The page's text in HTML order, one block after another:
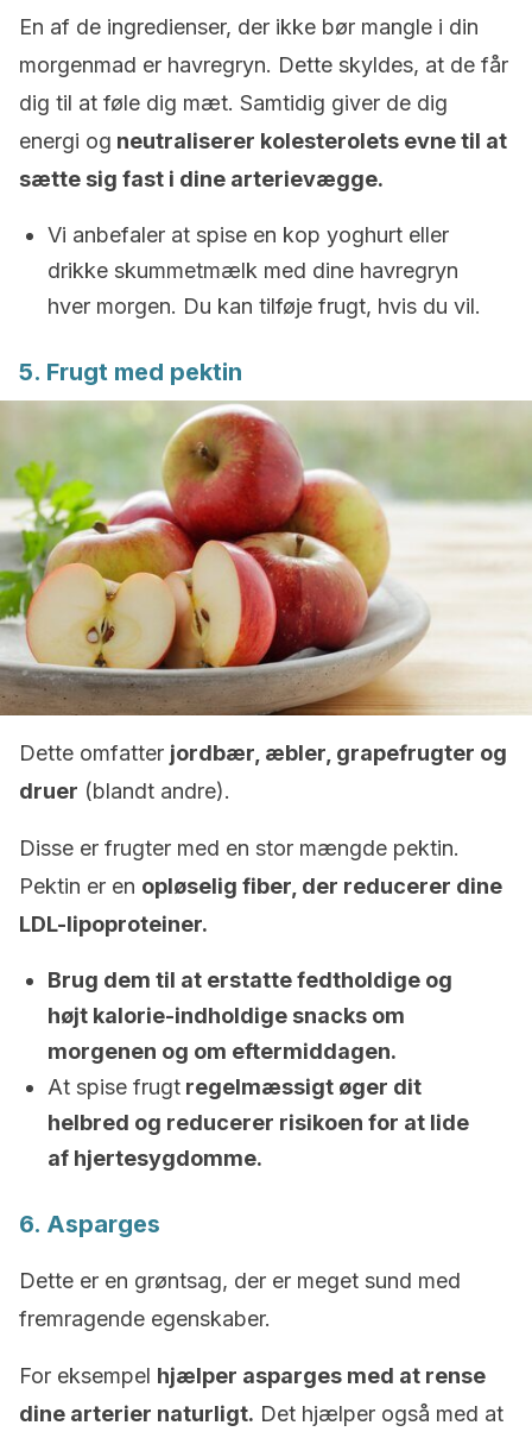
En af de ingredienser, der ikke bør mangle i din
morgenmad er havregryn. Dette skyldes, at de får
dig til at føle dig mæt. Samtidig giver de dig
energi og neutraliserer kolesterolets evne til at
sætte sig fast i dine arterievægge.
Vi anbefaler at spise en kop yoghurt eller
drikke skummetmælk med dine havregryn
hver morgen. Du kan tilføje frugt, hvis du vil.
5. Frugt med pektin
Dette omfatter jordbær, æbler, grapefrugter og
druer (blandt andre).
Disse er frugter med en stor mængde pektin.
Pektin er en opløselig fiber, der reducerer dine
LDL-lipoproteiner.
Brug dem til at erstatte fedtholdige og
højt kalorie-indholdige snacks om
morgenen og om eftermiddagen.
At spise frugt regelmæssigt øger dit
helbred og reducerer risikoen for at lide
af hjertesygdomme.
6. Asparges
Dette er en grøntsag, der er meget sund med
fremragende egenskaber.
For eksempel hjælper asparges med at rense
dine arterier naturligt. Det hjælper også med at